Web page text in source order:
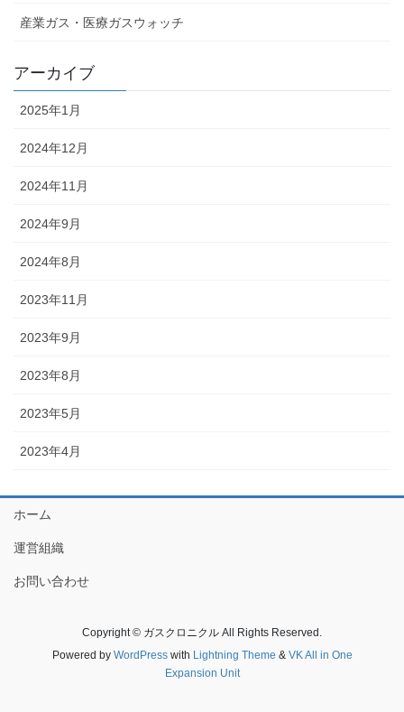
産業ガス・医療ガスウォッチ
アーカイブ
2025年1月
2024年12月
2024年11月
2024年9月
2024年8月
2023年11月
2023年9月
2023年8月
2023年5月
2023年4月
ホーム
運営組織
お問い合わせ
Copyright © ガスクロニクル All Rights Reserved.
Powered by WordPresswith Lightning Theme & VK All in One
Expansion Unit